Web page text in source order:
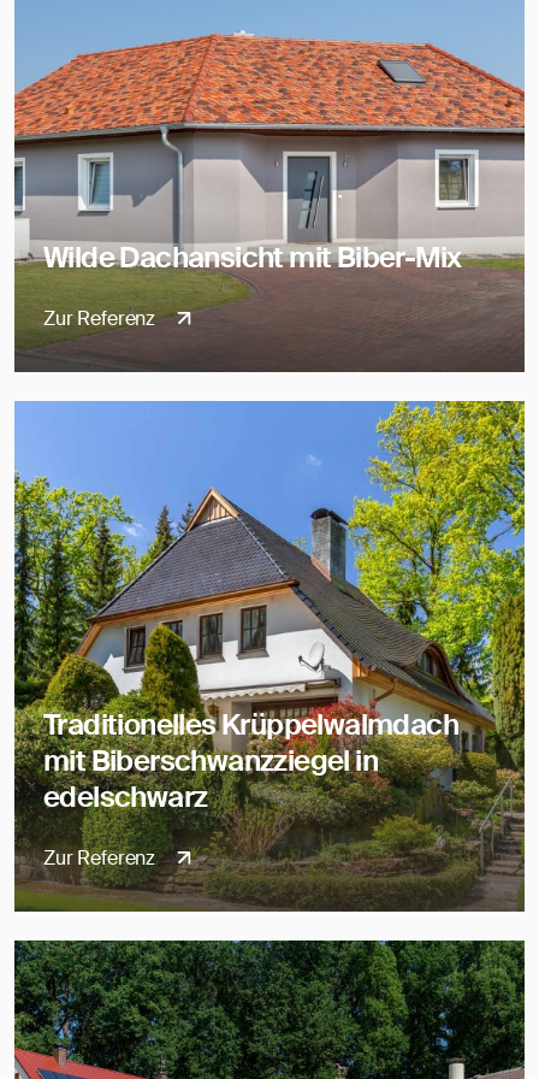
Wilde Dachansicht mit Biber-Mix
Zur Referenz
Traditionelles Krüppelwalmdach
mit Biberschwanzziegel in
edelschwarz
Zur Referenz